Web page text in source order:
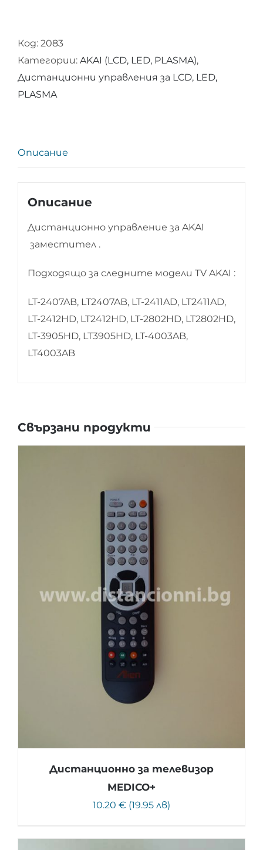
управление
за
AKAI
Код: 2083
Категории: AKAI (LCD, LED, PLASMA),
Дистанционни управления за LCD, LED,
PLASMA
Описание
Описание
Дистанционно управление за AKAI
заместител .
Подходящо за следните модели TV AKAI :
LT-2407AB, LT2407AB, LT-2411AD, LT2411AD,
LT-2412HD, LT2412HD, LT-2802HD, LT2802HD,
LT-3905HD, LT3905HD, LT-4003AB,
LT4003AB
Свързани продукти
Дистанционно за телевизор
MEDICO+
10.20 € (19.95 лв)